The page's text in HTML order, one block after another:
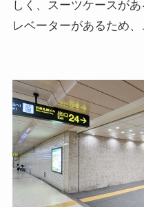
しく、スーツケースが
レベーターがあるため、